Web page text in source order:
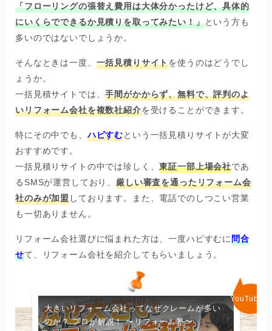
「フローリングの張替え費用は大体分かったけど、具体的
にいくらでできるか見積りを取ってみたい！」という方も
多いのではないでしょうか。
そんなときは一度、 一括見積りサイトを使うのはどうでし
ょうか。
一括見積サイトでは、手間がかからず、無料で、評判のよ
いリフォーム会社を複数社紹介を受けることができます。
特にその中でも、ハピすむという一括見積りサイトが大変
おすすめです。
一括見積りサイトの中では珍しく、東証一部上場会社であ
るSMSが運営しており、厳しい審査を通ったリフォーム会
社のみが加盟しております。また、電話でのしつこい営業
も一切ありません。
リフォーム会社選びに悩まれた方は、一度ハピすむに問合
せて、リフォーム会社を紹介してもらいましょう。
大きいリフォーム会社ってなぜクレームが多い
のか？ プロが解説！ 〜リフォーム塾〜